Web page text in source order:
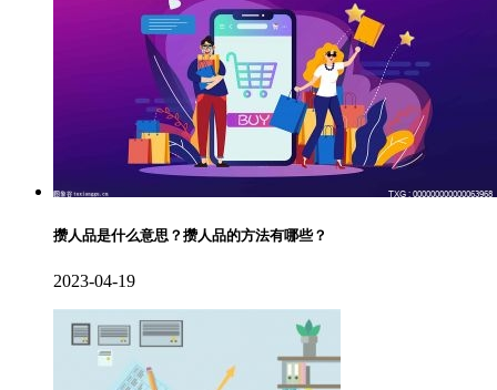
攒人品是什么意思？攒人品的方法有哪些？
2023-04-19